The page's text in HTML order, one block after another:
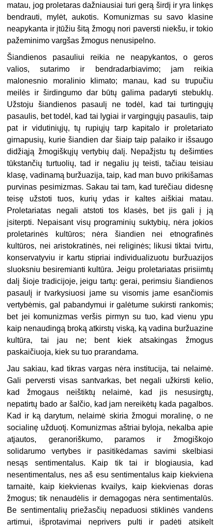
matau, jog proletaras dažniausiai turi gerą širdį ir yra linkęs
bendrauti, mylėt, aukotis. Komunizmas su savo klasine
neapykanta ir įtūžiu šitą žmogų nori paversti niekšu, ir tokio
pažeminimo vargšas žmogus nenusipelno.
Šiandienos pasauliui reikia ne neapykantos, o geros
valios, sutarimo ir bendradarbiavimo; jam reikia
malonesnio moralinio klimato; manau, kad su trupučiu
meilės ir širdingumo dar būtų galima padaryti stebuklų.
Užstoju šiandienos pasaulį ne todėl, kad tai turtingųjų
pasaulis, bet todėl, kad tai lygiai ir vargingųjų pasaulis, taip
pat ir vidutiniųjų, tų rupiųjų tarp kapitalo ir proletariato
girnapusių, kurie šiandien dar šiaip taip palaiko ir išsaugo
didžiąją žmogiškųjų vertybių dalį. Nepažįstu tų dešimties
tūkstančių turtuolių, tad ir negaliu jų teisti, tačiau teisiau
klasę, vadinamą buržuazija, taip, kad man buvo prikišamas
purvinas pesimizmas. Sakau tai tam, kad turėčiau didesnę
teisę užstoti tuos, kurių ydas ir kaltes aiškiai matau.
Proletariatas negali atstoti tos klasės, bet jis gali į ją
įsiterpti. Nepaisant visų programinių suktybių, nėra jokios
proletarinės kultūros; nėra šiandien nei etnografinės
kultūros, nei aristokratinės, nei religinės; likusi tiktai tvirtu,
konservatyviu ir kartu stipriai individualizuotu buržuazijos
sluoksniu besiremianti kultūra. Jeigu proletariatas prisiimtų
dalį šioje tradicijoje, jeigu tartų: gerai, perimsiu šiandienos
pasaulį ir tvarkysiuosi jame su visomis jame esančiomis
vertybėmis, gal pabandymui ir galėtume sukirsti rankomis;
bet jei komunizmas veršis pirmyn su tuo, kad vienu ypu
kaip nenaudingą broką atkirstų viską, ką vadina buržuazine
kultūra, tai jau ne; bent kiek atsakingas žmogus
paskaičiuoja, kiek su tuo prarandama.
Jau sakiau, kad tikras vargas nėra institucija, tai nelaimė.
Gali perversti visas santvarkas, bet negali užkirsti kelio,
kad žmogaus neištiktų nelaimė, kad jis nesusirgtų,
nepatirtų bado ar šalčio, kad jam nereikėtų kada pagalbos.
Kad ir ką darytum, nelaimė skiria žmogui moralinę, o ne
socialinę užduotį. Komunizmas aštriai byloja, nekalba apie
atjautos, geranoriškumo, paramos ir žmogiškojo
solidarumo vertybes ir pasitikėdamas savimi skelbiasi
nesąs sentimentalus. Kaip tik tai ir blogiausia, kad
nesentimentalus, nes aš esu sentimentalus kaip kiekviena
tarnaitė, kaip kiekvienas kvailys, kaip kiekvienas doras
žmogus; tik nenaudėlis ir demagogas nėra sentimentalūs.
Be sentimentalių priežasčių nepaduosi stiklinės vandens
artimui, išprotavimai neprivers pulti ir padėti atsikelt